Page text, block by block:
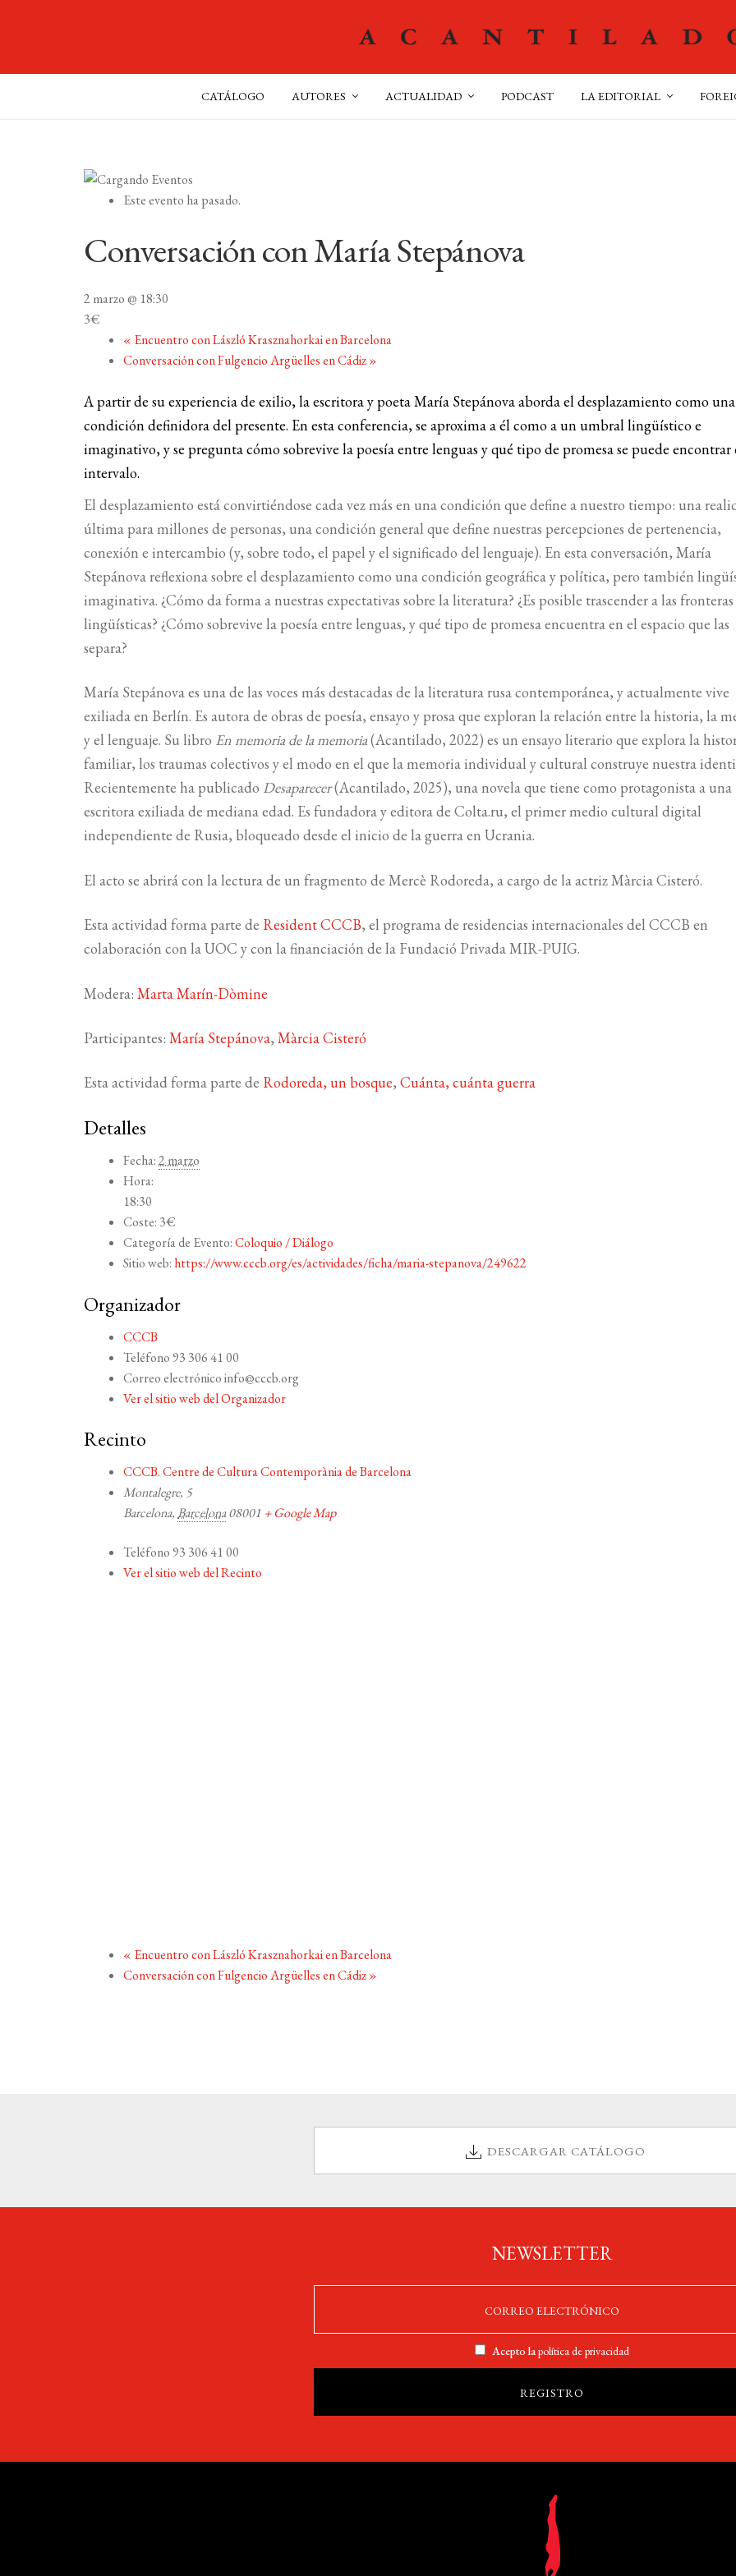
CATÁLOGO AUTORES ACTUALIDAD PODCAST LA EDITORIAL
Este evento ha pasado.
Conversación con María Stepánova
2 marzo @ 18:30
3€
« Encuentro con László Krasznahorkai en Barcelona
Conversación con Fulgencio Argüelles en Cádiz»
A partir de su experiencia de exilio, la escritora y poeta María Stepánova aborda el desplazamiento como una
condición definidora del presente. En esta conferencia, se aproxima a él como a un umbral lingüístico e
imaginativo, y se pregunta cómo sobrevive la poesía entre lenguas y qué tipo de promesa se puede encontrar
intervalo.
El desplazamiento está convirtiéndose cada vez más en una condición que define a nuestro tiempo: una
última para millones de personas, una condición general que define nuestras percepciones de pertenencia,
conexión e intercambio (y, sobre todo, el papel y el significado del lenguaje). En esta conversación, María
Stepánova reflexiona sobre el desplazamiento como una condición geográfica y política, pero también
imaginativa. ¿Cómo da forma a nuestras expectativas sobre la literatura? ¿Es posible trascender a las fronteras
lingüísticas? ¿Cómo sobrevive la poesía entre lenguas, y qué tipo de promesa encuentra en el espacio que las
separa?
María Stepánova es una de las voces más destacadas de la literatura rusa contemporánea, y actualmente vive
exiliada en Berlín. Es autora de obras de poesía, ensayo y prosa que exploran la relación entre la historia, la
y el lenguaje. Su libro En memoria de la memoria(Acantilado, 2022) es un ensayo literario que explora la
familiar, los traumas colectivos y el modo en el que la memoria individual y cultural construye nuestra
Recientemente ha publicado Desaparecer(Acantilado, 2025), una novela que tiene como protagonista a una
escritora exiliada de mediana edad. Es fundadora y editora de Colta.ru, el primer medio cultural digital
independiente de Rusia, bloqueado desde el inicio de la guerra en Ucrania.
El acto se abrirá con la lectura de un fragmento de Mercè Rodoreda, a cargo de la actriz Màrcia Cisteró.
Esta actividad forma parte de Resident CCCB, el programa de residencias internacionales del CCCB en
colaboración con la UOC y con la financiación de la Fundació Privada MIR-PUIG.
Modera:Marta Marín-Dòmine
Participantes:María Stepánova,Màrcia Cisteró
Esta actividad forma parte de Rodoreda, un bosque,Cuánta, cuánta guerra
Detalles
Fecha: 2 marzo
Hora:
18:30
Coste: 3€
Categoría de Evento: Coloquio / Diálogo
Sitio web: https://www.cccb.org/es/actividades/ficha/maria-stepanova/249622
Organizador
CCCB
Teléfono 93 306 41 00
Correo electrónicoinfo@cccb.org
Ver el sitio web del Organizador
Recinto
CCCB. Centre de Cultura Contemporània de Barcelona
Montalegre, 5
Barcelona, Barcelona08001 + Google Map
Teléfono 93 306 41 00
Ver el sitio web del Recinto
« Encuentro con László Krasznahorkai en Barcelona
Conversación con Fulgencio Argüelles en Cádiz»
DESCARGAR CATÁLOGO
NEWSLETTER
Acepto lapolítica de privacidad